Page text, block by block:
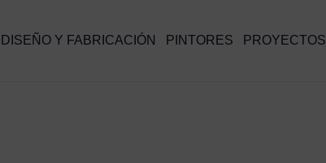
DISEÑO Y FABRICACIÓN PINTORES PROYECTOS